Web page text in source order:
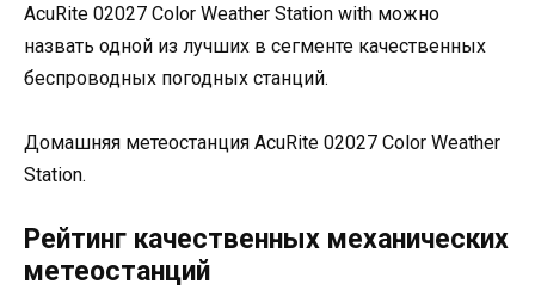
AcuRite 02027 Color Weather Station with можно
назвать одной из лучших в сегменте качественных
беспроводных погодных станций.
Домашняя метеостанция AcuRite 02027 Color Weather
Station.
Рейтинг качественных механических
метеостанций